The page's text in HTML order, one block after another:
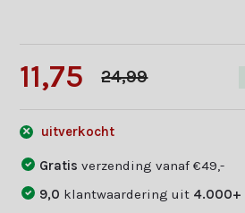
11,75 24,99
uitverkocht
Gratisverzending vanaf €49,-
9,0 klantwaardering uit 4.000+